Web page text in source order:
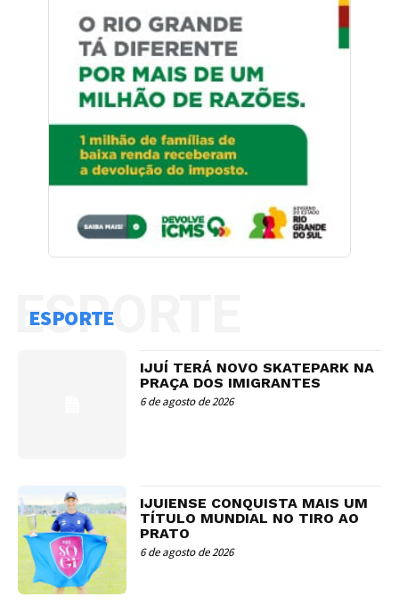
ESPORTE
ESPORTE
IJUÍ TERÁ NOVO SKATEPARK NA
PRAÇA DOS IMIGRANTES
6 de agosto de 2026
IJUIENSE CONQUISTA MAIS UM
TÍTULO MUNDIAL NO TIRO AO
PRATO
6 de agosto de 2026